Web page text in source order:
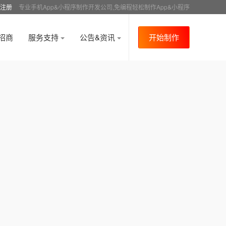
册 专业手机App&小程序制作开发公司,免编程轻松制作App&小程序
商 服务支持 公告&资讯 开始制作